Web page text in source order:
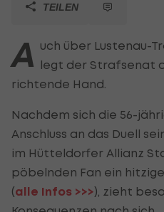
TEILEN
A uch über Lustenau-
legt der Strafsenat
richtende Hand.
Nachdem sich die 56-
Anschluss an das Duell
im Hütteldorfer Allianz
pöbelnden Fan ein
(alle Infos >>>), zieht